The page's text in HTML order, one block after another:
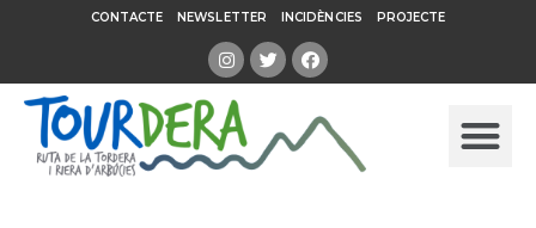
CONTACTE NEWSLETTER INCIDÈNCIES PROJECTE